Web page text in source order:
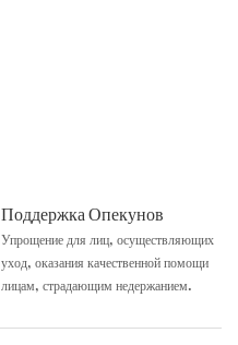
Поддержка Опекунов
Упрощение для лиц, осуществляющих
уход, оказания качественной помощи
лицам, страдающим недержанием.